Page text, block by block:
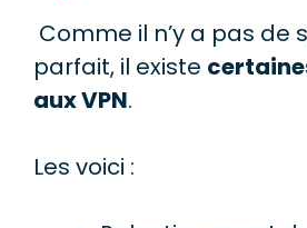
Comme il n’y a pas de
parfait, il existe
aux VPN.
Les voici :